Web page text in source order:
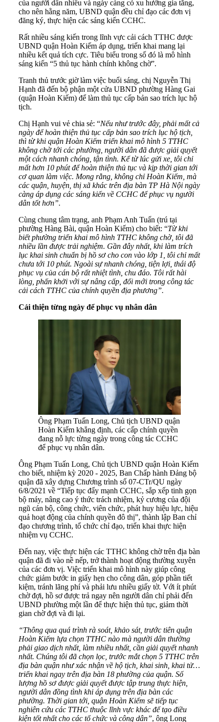
của người dân nhiều và ngày càng có xu hướng gia tăng,
cho nên hằng năm, UBND quận đều chỉ đạo các đơn vị
đăng ký, thực hiện các sáng kiến CCHC.
Rất nhiều sáng kiến trong lĩnh vực cải cách TTHC được
UBND quận Hoàn Kiếm áp dụng, triển khai mang lại
nhiều kết quả tích cực. Tiêu biểu trong số đó là mô hình
sáng kiến “5 thủ tục hành chính không chờ”.
Tranh thủ trước giờ làm việc buổi sáng, chị Nguyễn Thị
Hạnh đã đến bộ phận một cửa UBND phường Hàng Gai
(quận Hoàn Kiếm) để làm thủ tục cấp bản sao trích lục hộ
tịch.
Chị Hạnh vui vẻ chia sẻ: “Nếu như trước đây, phải mất cả
ngày để hoàn thiện thủ tục cấp bản sao trích lục hộ tịch,
thì từ khi quận Hoàn Kiếm triển khai mô hình 5 TTHC
không chờ tới các phường, người dân đã được giải quyết
một cách nhanh chóng, tận tình. Kể từ lúc gửi xe, tôi chỉ
mất hơn 10 phút để hoàn thiện thủ tục và kịp thời gian tới
cơ quan làm việc. Mong rằng, không chỉ Hoàn Kiếm, mà
các quận, huyện, thị xã khác trên địa bàn TP Hà Nội ngày
càng áp dụng các sáng kiến về CCHC để phục vụ người
dân tốt hơn”.
Cùng chung tâm trạng, anh Phạm Anh Tuấn (trú tại
phường Hàng Bài, quận Hoàn Kiếm) cho biết: “Từ khi
biết phường triển khai mô hình TTHC không chờ, tôi đã
nhiều lần được trải nghiệm. Gần đây nhất, khi làm trích
lục khai sinh chuẩn bị hồ sơ cho con vào lớp 1, tôi chỉ mất
chưa tới 10 phút. Ngoài sự nhanh chóng, tiện lợi, thái độ
phục vụ của cán bộ rất nhiệt tình, chu đáo. Tôi rất hài
lòng, phấn khởi với sự nâng cấp, đổi mới trong công tác
cải cách TTHC của chính quyền địa phương”.
Cải thiện từng ngày để phục vụ nhân dân
Ông Phạm Tuấn Long, Chủ tịch UBND quận
Hoàn Kiếm khẳng định, các cấp chính quyền
đang nỗ lực từng ngày trong công tác CCHC
để phục vụ nhân dân.
Ông Phạm Tuấn Long, Chủ tịch UBND quận Hoàn Kiếm
cho biết, nhiệm kỳ 2020 - 2025, Ban Chấp hành Đảng bộ
quận đã xây dựng Chương trình số 07-CTr/QU ngày
6/8/2021 về “Tiếp tục đẩy mạnh CCHC, sắp xếp tinh gọn
bộ máy, nâng cao ý thức trách nhiệm, kỷ cương của đội
ngũ cán bộ, công chức, viên chức, phát huy hiệu lực, hiệu
quả hoạt động của chính quyền đô thị”, thành lập Ban chỉ
đạo chương trình, tổ chức chỉ đạo, triển khai thực hiện
nhiệm vụ CCHC.
Đến nay, việc thực hiện các TTHC không chờ trên địa bàn
quận đã đi vào nề nếp, trở thành hoạt động thường xuyên
của các đơn vị. Việc triển khai mô hình này giúp công
chức giảm bước in giấy hẹn cho công dân, góp phần tiết
kiệm, tránh lãng phí và phải lưu nhiều giấy tờ. Với ít phút
chờ đợi, hồ sơ được trả ngay nên người dân chỉ phải đến
UBND phường một lần để thực hiện thủ tục, giảm thời
gian chờ đợi và đi lại.
“Thông qua quá trình rà soát, khảo sát, trước tiên quận
Hoàn Kiếm lựa chọn TTHC nào mà người dân thường
phải giao dịch nhất, làm nhiều nhất, cần giải quyết nhanh
nhất. Chúng tôi đã chọn lọc, trước mắt chọn 5 TTHC trên
địa bàn quận như xác nhận về hộ tịch, khai sinh, khai tử…
triển khai ngay trên địa bàn 18 phường của quận. Số
lượng hồ sơ được giải quyết được tập trung thực hiện,
người dân đồng tình khi áp dụng trên địa bàn các
phường. Thời gian tới, quận Hoàn Kiếm sẽ tiếp tục
nghiên cứu các TTHC thuộc lĩnh vực khác để tạo điều
kiện tốt nhất cho các tổ chức và công dân”, ông Long